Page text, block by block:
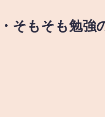
・そもそも勉